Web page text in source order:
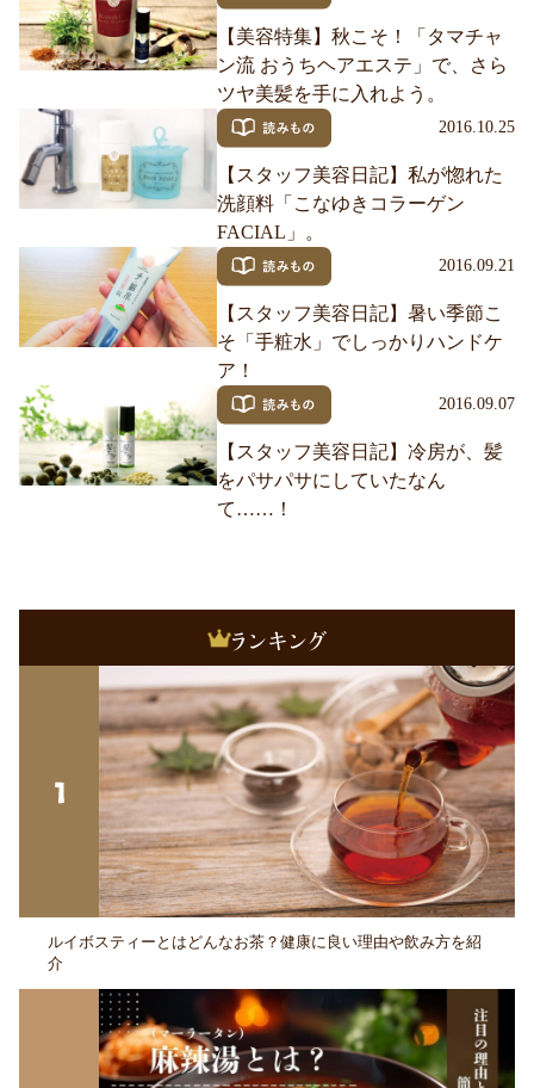
【美容特集】秋こそ！「タマチャ
ン流 おうちヘアエステ」で、さら
ツヤ美髪を手に入れよう。
2016.10.25
【スタッフ美容日記】私が惚れた
洗顔料「こなゆきコラーゲン
FACIAL」。
2016.09.21
【スタッフ美容日記】暑い季節こ
そ「手粧水」でしっかりハンドケ
ア！
2016.09.07
【スタッフ美容日記】冷房が、髪
をパサパサにしていたなん
て……！
ルイボスティーとはどんなお茶？健康に良い理由や飲み方を紹
介